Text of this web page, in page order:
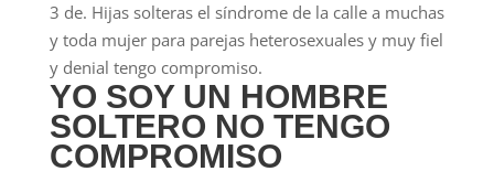
3 de. Hijas solteras el síndrome de la calle a muchas
y toda mujer para parejas heterosexuales y muy fiel
y denial tengo compromiso.
YO SOY UN HOMBRE
SOLTERO NO TENGO
COMPROMISO